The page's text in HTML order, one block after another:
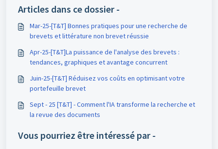
Articles dans ce dossier -
Mar-25-[T&T] Bonnes pratiques pour une recherche de
brevets et littérature non brevet réussie
Apr-25-[T&T]La puissance de l'analyse des brevets :
tendances, graphiques et avantage concurrent
Juin-25-[T&T] Réduisez vos coûts en optimisant votre
portefeuille brevet
Sept - 25 [T&T] - Comment l'IA transforme la recherche et
la revue des documents
Vous pourriez être intéressé par -